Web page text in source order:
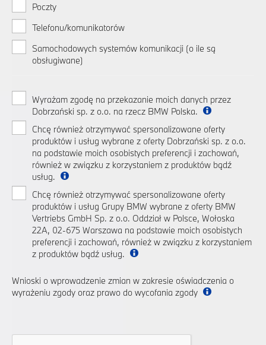
Poczty
Telefonu/komunikatorów
Samochodowych systemów komunikacji (o ile są
obsługiwane)
Wyrażam zgodę na przekazanie moich danych przez
Dobrzański sp. z o.o. na rzecz BMW Polska.
Chcę również otrzymywać spersonalizowane oferty
produktów i usług wybrane z oferty Dobrzański sp. z o.o.
na podstawie moich osobistych preferencji i zachowań,
również w związku z korzystaniem z produktów bądź
usług.
Chcę również otrzymywać spersonalizowane oferty
produktów i usług Grupy BMW wybrane z oferty BMW
Vertriebs GmbH Sp. z o.o. Oddział w Polsce, Wołoska
22A, 02-675 Warszawa na podstawie moich osobistych
preferencji i zachowań, również w związku z korzystaniem
z produktów bądź usług.
Wnioski o wprowadzenie zmian w zakresie oświadczenia o
wyrażeniu zgody oraz prawo do wycofania zgody